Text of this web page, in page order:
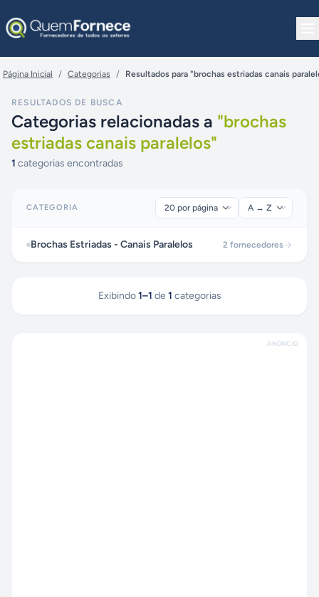
Página Inicial / Categorias / Resultados para "brochas estriadas canais
RESULTADOS DE BUSCA
Categorias relacionadas a "brochas
estriadas canais paralelos"
1 categorias encontradas
CATEGORIA
Brochas Estriadas - Canais Paralelos 2 fornecedores
Exibindo 1–1 de 1 categorias
ANÚNCIO